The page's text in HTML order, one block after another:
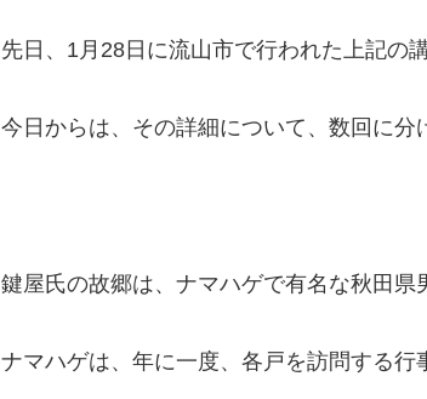
先日、1月28日に流山市で行われた上記の
今日からは、その詳細について、数回に分
鍵屋氏の故郷は、ナマハゲで有名な秋田県
ナマハゲは、年に一度、各戸を訪問する行